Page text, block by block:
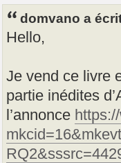
domvano a
Hello,
Je vend ce livre
partie inédites
l’annonce